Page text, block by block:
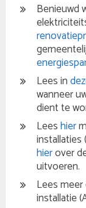
Benieuwd
Lees in
wanneer
dient te
Leeshier
installaties
hierover
uitvoeren.
Lees
installatie